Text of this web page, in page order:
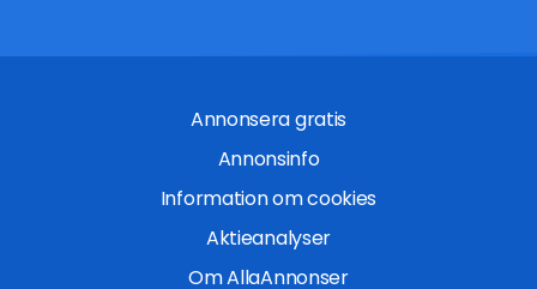
Annonsera gratis
Annonsinfo
Information om cookies
Aktieanalyser
Om AllaAnnonser